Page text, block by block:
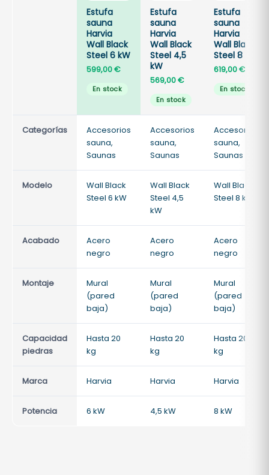
Estufa
sauna
Harvia
Wall Black
Steel 6 kW
599,00€
En stock
Estufa
sauna
Harvia
Wall Black
Steel 4,5
kW
569,00€
En stock
Estufa
sauna
Harvia
Wall Black
Steel 8 kW
619,00€
En stock
Categorías
Accesorios
sauna,
Saunas
Accesorios
sauna,
Saunas
Accesorios
sauna,
Saunas
Modelo
Wall Black
Steel 6 kW
Wall Black
Steel 4,5
kW
Wall Black
Steel 8 kW
Acabado
Acero
negro
Acero
negro
Acero
negro
Montaje
Mural
(pared
baja)
Mural
(pared
baja)
Mural
(pared
baja)
Capacidad
piedras
Hasta 20
kg
Hasta 20
kg
Hasta 20
kg
Marca Harvia Harvia Harvia
Potencia 6 kW 4,5 kW 8 kW